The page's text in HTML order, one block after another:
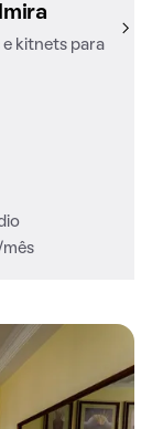
kitnets para
mês